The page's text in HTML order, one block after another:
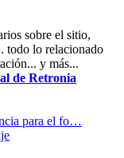
sobre el sitio,
todo lo relacionado
y más...
de Retronia
para el fo…